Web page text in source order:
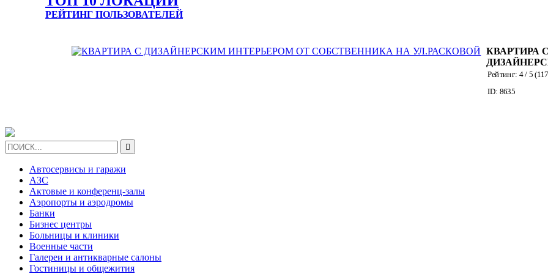
РЕЙТИНГ ПОЛЬЗОВАТЕЛЕЙ
КВАРТИРА С
НА
Рейтинг: 4/ 5 (117
ID: 8635

Автосервисы и гаражи
АЗС
Актовые и конференц-залы
Аэропорты и аэродромы
Банки
Бизнес центры
Больницы и клиники
Военные части
Галереи и антикварные салоны
Гостиницы и общежития